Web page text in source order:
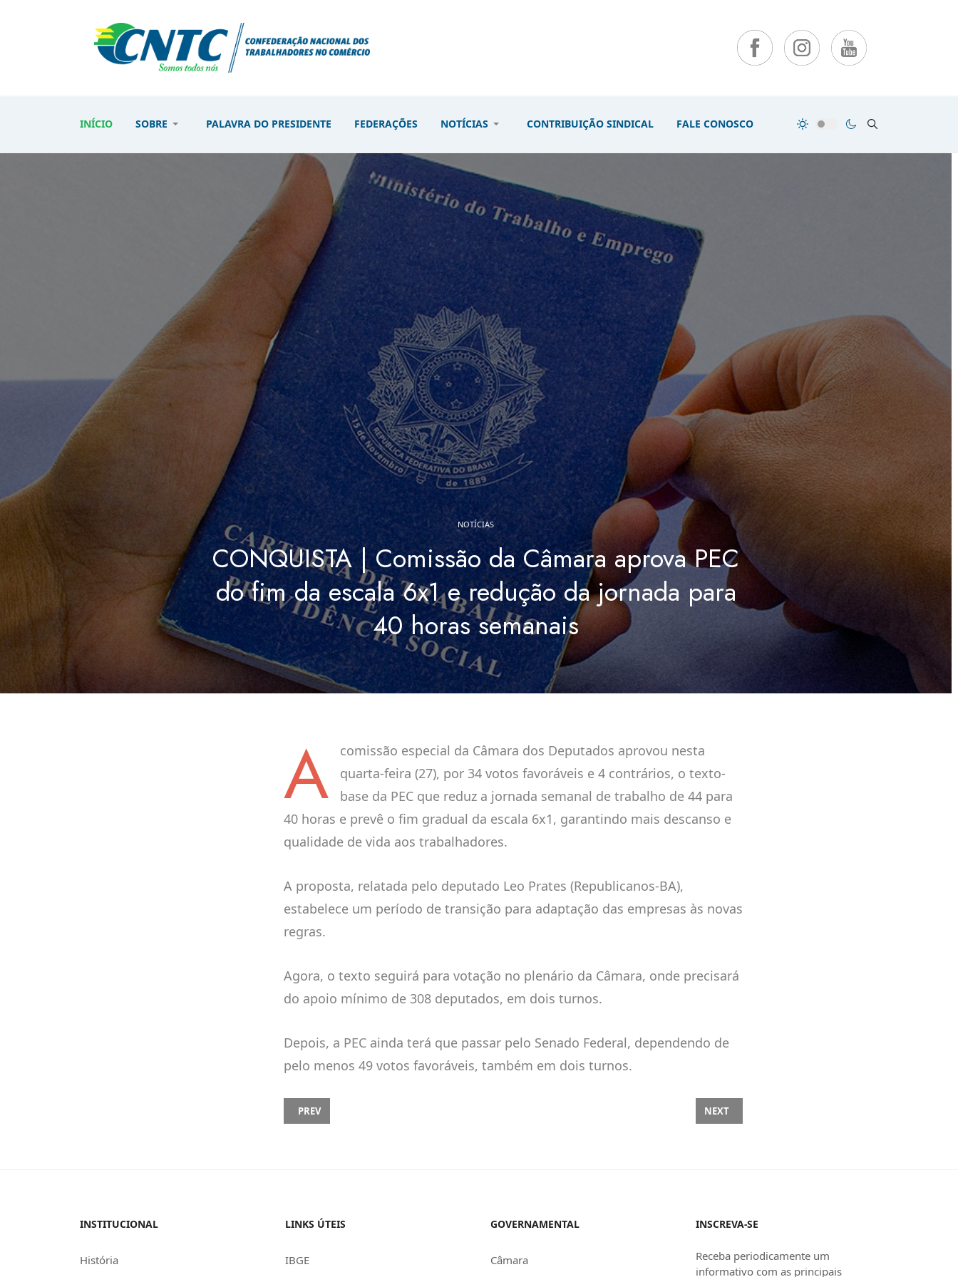
INÍCIO SOBRE PALAVRA DO PRESIDENTE FEDERAÇÕES NOTÍCIAS CONTRIBUIÇÃO SINDICAL FALE CONOSCO
NOTÍCIAS
CONQUISTA | Comissão da Câmara aprova PEC
do fim da escala 6x1 e redução da jornada para
40 horas semanais
A
comissão especial da Câmara dos Deputados aprovou nesta
quarta-feira (27), por 34 votos favoráveis e 4 contrários, o texto-
base da PEC que reduz a jornada semanal de trabalho de 44 para
40 horas e prevê o fim gradual da escala 6x1, garantindo mais descanso e
qualidade de vida aos trabalhadores.
A proposta, relatada pelo deputado Leo Prates (Republicanos-BA),
estabelece um período de transição para adaptação das empresas às novas
regras.
Agora, o texto seguirá para votação no plenário da Câmara, onde precisará
do apoio mínimo de 308 deputados, em dois turnos.
Depois, a PEC ainda terá que passar pelo Senado Federal, dependendo de
pelo menos 49 votos favoráveis, também em dois turnos.
PREVIOUS ARTICLE: SEAAC FECHA ACORDO DE 7% COM UNIODONTO
PREV NEXT ARTICLE: JORNADA HUMANA | EDUARDO
NEXT
INSTITUCIONAL
História
LINKS ÚTEIS
IBGE
GOVERNAMENTAL
Câmara
INSCREVA-SE
Receba periodicamente um
informativo com as principais